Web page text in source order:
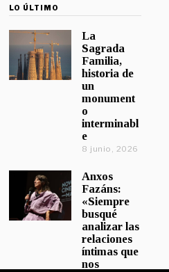
LO ÚLTIMO
La
Sagrada
Familia,
historia de
un
monument
o
interminabl
e
8 junio, 2026
Anxos
Fazáns:
«Siempre
busqué
analizar las
relaciones
íntimas que
nos